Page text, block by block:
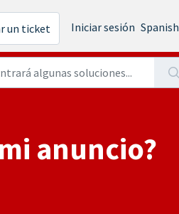
un ticket Iniciar sesión Spanish
anuncio?